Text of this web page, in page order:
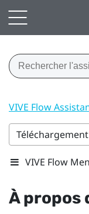
VIVE Flow
VIVE Flow
À propos